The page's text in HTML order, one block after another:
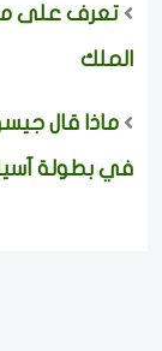
تعرف على
الملك
ماذا قال
في بطولة آسيا